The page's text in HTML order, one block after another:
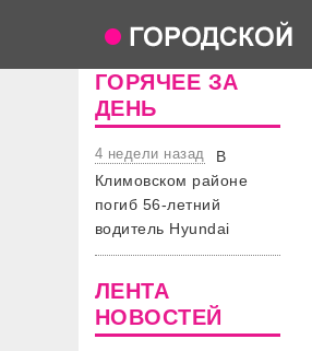
ГОРЯЧЕЕ ЗА
ДЕНЬ
4 недели назад
В
Климовском районе
погиб 56-летний
водитель Hyundai
ЛЕНТА
НОВОСТЕЙ